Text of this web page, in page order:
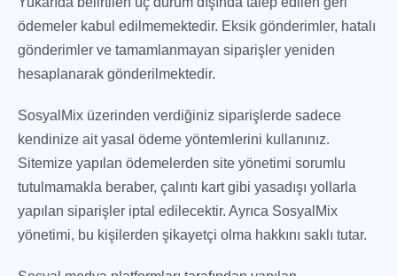
ödemeler kabul edilmemektedir. Eksik gönderimler, hatalı
gönderimler ve tamamlanmayan siparişler yeniden
hesaplanarak gönderilmektedir.
SosyalMix üzerinden verdiğiniz siparişlerde sadece
kendinize ait yasal ödeme yöntemlerini kullanınız.
Sitemize yapılan ödemelerden site yönetimi sorumlu
tutulmamakla beraber, çalıntı kart gibi yasadışı yollarla
yapılan siparişler iptal edilecektir. Ayrıca SosyalMix
yönetimi, bu kişilerden şikayetçi olma hakkını saklı tutar.